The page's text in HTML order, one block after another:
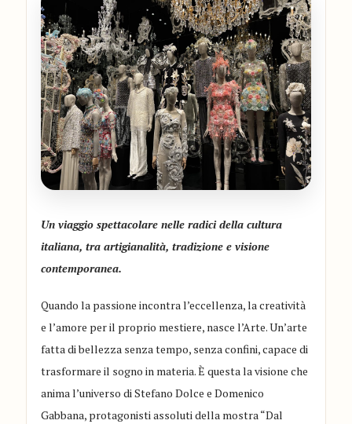
Un viaggio spettacolare nelle radici della cultura
italiana, tra artigianalità, tradizione e visione
contemporanea.
Quando la passione incontra l’eccellenza, la creatività
e l’amore per il proprio mestiere, nasce l’Arte. Un’arte
fatta di bellezza senza tempo, senza confini, capace di
trasformare il sogno in materia. È questa la visione che
anima l’universo di Stefano Dolce e Domenico
Gabbana, protagonisti assoluti della mostra “Dal